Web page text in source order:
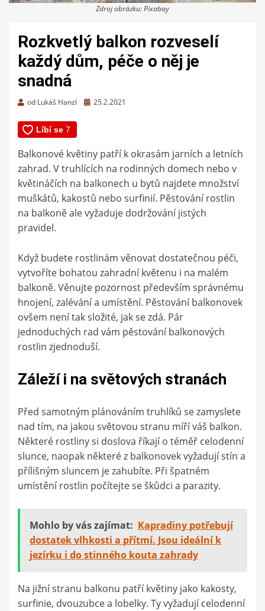
Zdroj obrázku: Pixabay
Rozkvetlý balkon rozveselí
každý dům, péče o něj je
snadná
od Lukáš Hanzl
Zveřejněno
25.2.2021
Balkonové květiny patří k okrasám jarních a letních
zahrad. V truhlících na rodinných domech nebo v
květináčích na balkonech u bytů najdete množství
muškátů, kakostů nebo surfinií. Pěstování rostlin
na balkoně ale vyžaduje dodržování jistých
pravidel.
Když budete rostlinám věnovat dostatečnou péči,
vytvoříte bohatou zahradní květenu i na malém
balkoně. Věnujte pozornost především správnému
hnojení, zalévání a umístění. Pěstování balkonovek
ovšem není tak složité, jak se zdá. Pár
jednoduchých rad vám pěstování balkonových
rostlin zjednoduší.
Záleží i na světových stranách
Před samotným plánováním truhlíků se zamyslete
nad tím, na jakou světovou stranu míří váš balkon.
Některé rostliny si doslova říkají o téměř celodenní
slunce, naopak některé z balkonovek vyžadují stín a
přílišným sluncem je zahubíte. Při špatném
umístění rostlin počítejte se škůdci a parazity.
Mohlo by vás zajímat: Kapradiny potřebují
dostatek vlhkosti a přítmí. Jsou ideální k
jezírku i do stinného kouta zahrady
Na jižní stranu balkonu patří květiny jako kakosty,
surfinie, dvouzubce a lobelky. Ty vyžadují celodenní